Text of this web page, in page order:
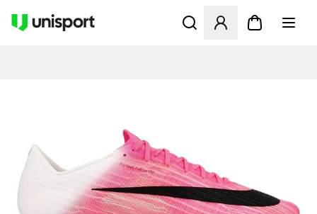
Åbner en Modal til at